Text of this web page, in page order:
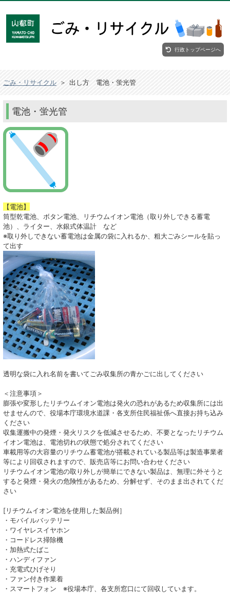
行政トップページへ
ごみ・リサイクル ＞ 出し方 電池・蛍光管
電池・蛍光管
【電池】
筒型乾電池、ボタン電池、リチウムイオン電池（取り外しできる蓄電
池）、ライター、水銀式体温計 など
※取り外しできない蓄電池は金属の袋に入れるか、粗大ごみシールを貼っ
て出す
透明な袋に入れ名前を書いてごみ収集所の青かごに出してください
＜注意事項＞
膨張や変形したリチウムイオン電池は発火の恐れがあるため収集所には出
せませんので、役場本庁環境水道課・各支所住民福祉係へ直接お持ち込み
ください
収集運搬中の発煙・発火リスクを低減させるため、不要となったリチウム
イオン電池は、電池切れの状態で処分されてください
車載用等の大容量のリチウム蓄電池が搭載されている製品等は製造事業者
等により回収されますので、販売店等にお問い合わせください
リチウムイオン電池の取り外しが簡単にできない製品は、無理に外そうと
すると発煙・発火の危険性があるため、分解せず、そのまま出されてくだ
さい
[リチウムイオン電池を使用した製品例］
・モバイルバッテリー
・ワイヤレスイヤホン
・コードレス掃除機
・加熱式たばこ
・ハンディファン
・充電式ひげそり
・ファン付き作業着
・スマートフォン ※役場本庁、各支所窓口にて回収しています。